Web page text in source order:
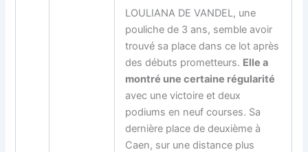
LOULIANA DE VANDEL, une
pouliche de 3 ans, semble avoir
trouvé sa place dans ce lot après
des débuts prometteurs. Elle a
montré une certaine régularité
avec une victoire et deux
podiums en neuf courses. Sa
dernière place de deuxième à
Caen, sur une distance plus